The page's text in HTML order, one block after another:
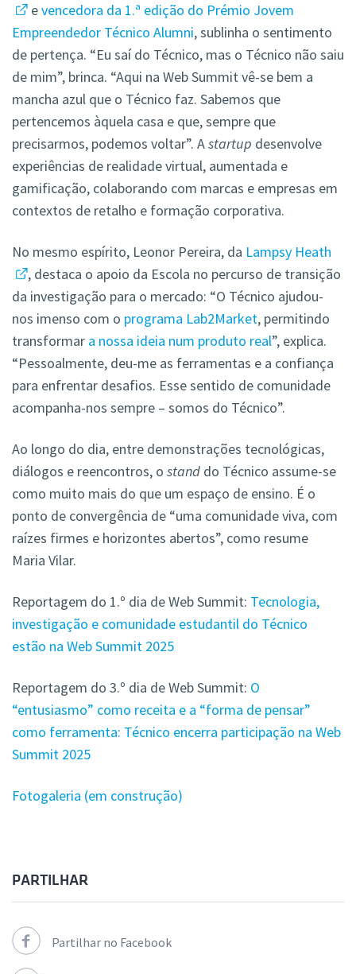
evencedora da 1.ª edição do Prémio Jovem
Empreendedor Técnico Alumni, sublinha o sentimento
de pertença. “Eu saí do Técnico, mas o Técnico não saiu
de mim”, brinca. “Aqui na Web Summit vê-se bem a
mancha azul que o Técnico faz. Sabemos que
pertencemos àquela casa e que, sempre que
precisarmos, podemos voltar”. Astartup desenvolve
experiências de realidade virtual, aumentada e
gamificação, colaborando com marcas e empresas em
contextos de retalho e formação corporativa.
No mesmo espírito, Leonor Pereira, da Lampsy Heath
, destaca o apoio da Escola no percurso de transição
da investigação para o mercado: “O Técnico ajudou-
nos imenso com o programa Lab2Market, permitindo
transformar a nossa ideia num produto real”, explica.
“Pessoalmente, deu-me as ferramentas e a confiança
para enfrentar desafios. Esse sentido de comunidade
acompanha-nos sempre – somos do Técnico”.
Ao longo do dia, entre demonstrações tecnológicas,
diálogos e reencontros, o stand do Técnico assume-se
como muito mais do que um espaço de ensino. É o
ponto de convergência de “uma comunidade viva, com
raízes firmes e horizontes abertos”, como resume
Maria Vilar.
Reportagem do 1.º dia de Web Summit: Tecnologia,
investigação e comunidade estudantil do Técnico
estão na Web Summit 2025
Reportagem do 3.º dia de Web Summit: O
“entusiasmo” como receita e a “forma de pensar”
como ferramenta: Técnico encerra participação na Web
Summit 2025
Fotogaleria (em construção)
PARTILHAR
Partilhar no Facebook